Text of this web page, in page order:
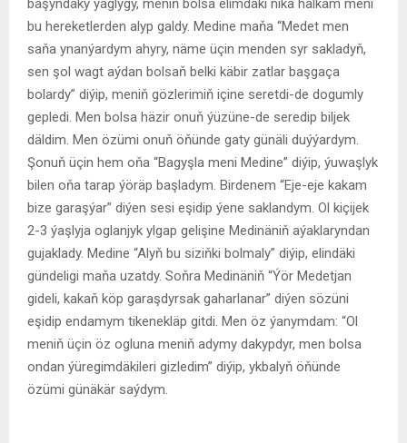
bu hereketlerden alyp galdy. Medine maňa “Medet men
saňa ynanýardym ahyry, näme üçin menden syr sakladyň,
sen şol wagt aýdan bolsaň belki käbir zatlar başgaça
bolardy” diýip, meniň gözlerimiň içine seretdi-de dogumly
gepledi. Men bolsa häzir onuň ýüzüne-de seredip biljek
däldim. Men özümi onuň öňünde gaty günäli duýýardym.
Şonuň üçin hem oňa “Bagyşla meni Medine” diýip, ýuwaşlyk
bilen oňa tarap ýöräp başladym. Birdenem “Eje-eje kakam
bize garaşýar” diýen sesi eşidip ýene saklandym. Ol kiçijek
2-3 ýaşlyja oglanjyk ylgap gelişine Medinäniň aýaklaryndan
gujaklady. Medine “Alyň bu siziňki bolmaly” diýip, elindäki
gündeligi maňa uzatdy. Soňra Medinäniň “Ýör Medetjan
gideli, kakaň köp garaşdyrsak gaharlanar” diýen sözüni
eşidip endamym tikenekläp gitdi. Men öz ýanymdam: “Ol
meniň üçin öz ogluna meniň adymy dakypdyr, men bolsa
ondan ýüregimdäkileri gizledim” diýip, ykbalyň öňünde
özümi günäkär saýdym.